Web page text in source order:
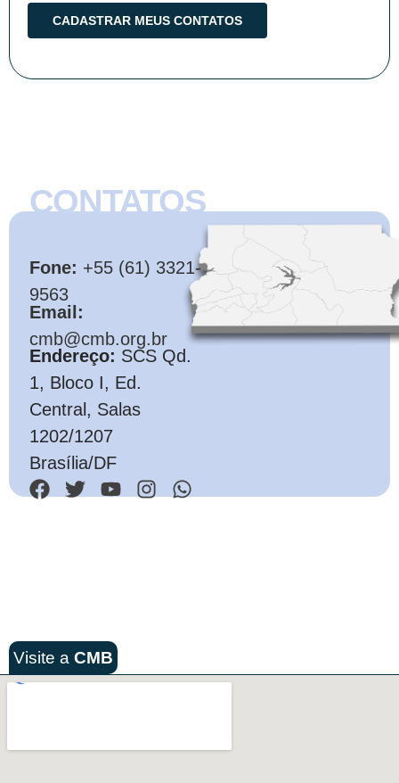
CONTATOS
Fone: +55 (61) 3321-
9563
Email:
cmb@cmb.org.br
Endereço: SCS Qd.
1, Bloco I, Ed.
Central, Salas
1202/1207
Brasília/DF
Visite a CMB